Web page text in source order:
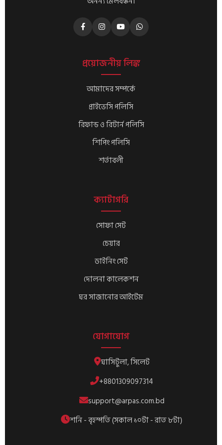
প্রয়োজনীয় লিঙ্ক
আমাদের সম্পর্কে
প্রাইভেসি পলিসি
রিফান্ড ও রিটার্ন পলিসি
শিপিং পলিসি
শর্তাবলী
ক্যাটাগরি
সোফা সেট
চেয়ার
ডাইনিং সেট
দোলনা কালেকশন
ঘর সাজানোর আইটেম
যোগাযোগ
ঘাসিটুলা, সিলেট
+8801309097314
support@arpas.com.bd
শনি - বৃহস্পতি (সকাল ১০টা - রাত ৮টা)